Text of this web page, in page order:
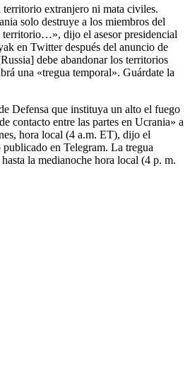
extranjero ni mata civiles.
solo destruye a los miembros del
territorio…», dijo el asesor presidencial
en Twitter después del anuncio de
debe abandonar los territorios
una «tregua temporal». Guárdate la
Defensa que instituya un alto el fuego
contacto entre las partes en Ucrania» a
hora local (4 a.m. ET), dijo el
en Telegram. La tregua
la medianoche hora local (4 p. m.